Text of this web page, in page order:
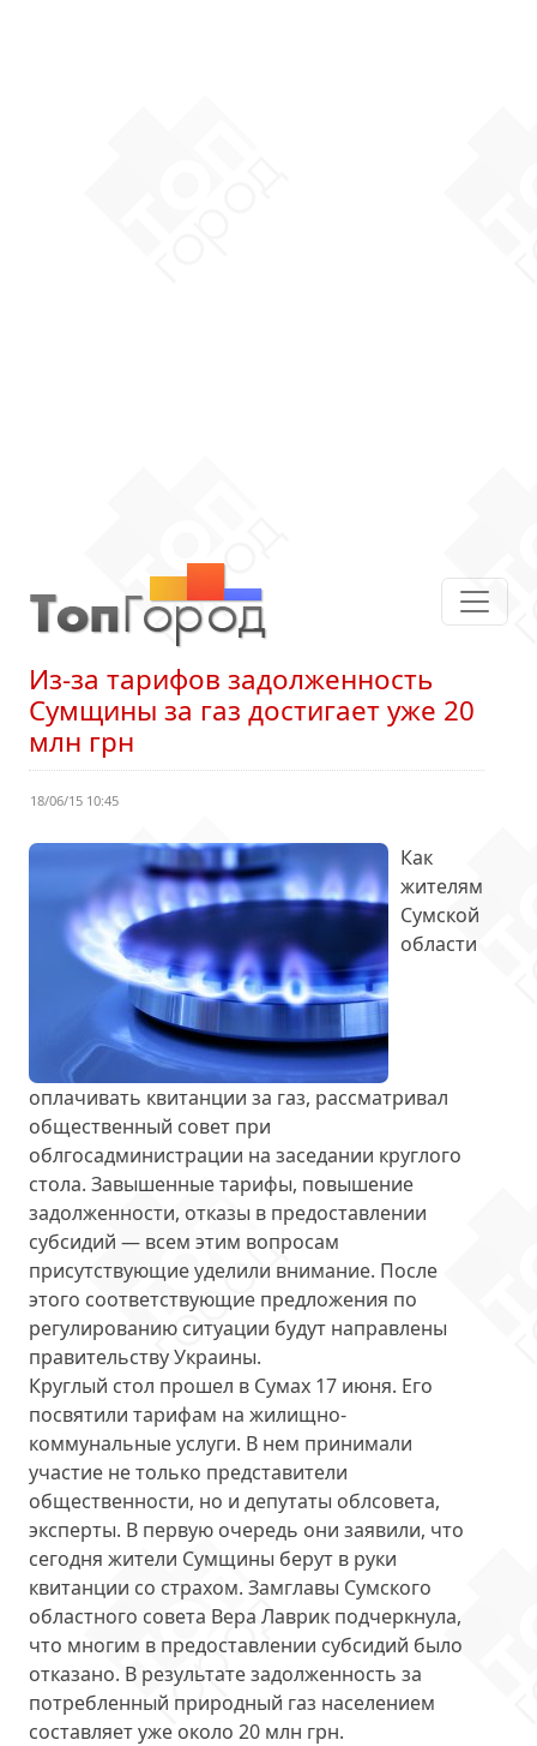
Из-за тарифов задолженность
Сумщины за газ достигает уже 20
млн грн
18/06/15 10:45
Как
жителям
Сумской
области
оплачивать квитанции за газ, рассматривал
общественный совет при
облгосадминистрации на заседании круглого
стола. Завышенные тарифы, повышение
задолженности, отказы в предоставлении
субсидий — всем этим вопросам
присутствующие уделили внимание. После
этого соответствующие предложения по
регулированию ситуации будут направлены
правительству Украины.
Круглый стол прошел в Сумах 17 июня. Его
посвятили тарифам на жилищно-
коммунальные услуги. В нем принимали
участие не только представители
общественности, но и депутаты облсовета,
эксперты. В первую очередь они заявили, что
сегодня жители Сумщины берут в руки
квитанции со страхом. Замглавы Сумского
областного совета Вера Лаврик подчеркнула,
что многим в предоставлении субсидий было
отказано. В результате задолженность за
потребленный природный газ населением
составляет уже около 20 млн грн.